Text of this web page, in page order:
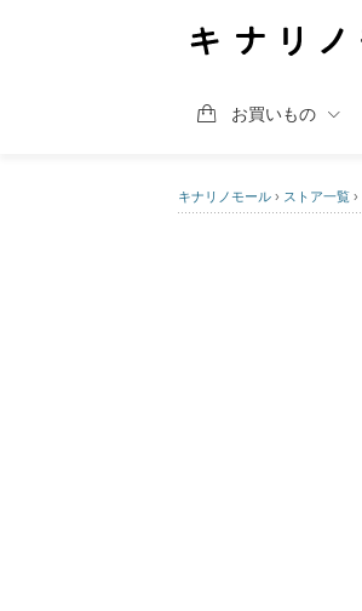
お買いもの
キナリノモール › ストア一覧 ›